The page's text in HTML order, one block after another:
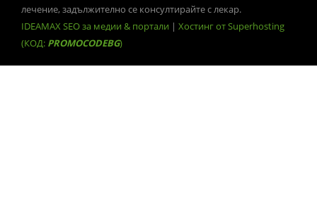
лечение, задължително се консултирайте с лекар.
IDEAMAX SEO за медии & портали | Хостинг от Superhosting
(КОД: PROMOCODEBG)